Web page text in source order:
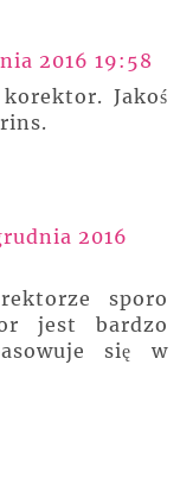
2016 19:58
Jakoś
2016
sporo
jest bardzo
się w